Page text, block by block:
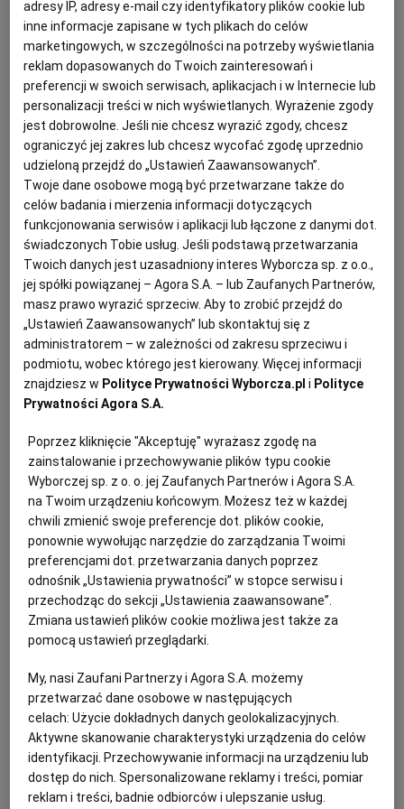
DOMOWE PRZETWORY
SOST, DIPY I INNE DODATKI
KUCHNIA MEKSYKAŃSKA
KUCHNIA INDYJSKA
KUCHNIA HISZPAŃSKA
KUCHNIA NIEMIECKA
GLIWICE
GORZÓW WIELKOPOLSKI
KALISZ
KATOWICE
KIELCE
KOSZALIN
KRAKÓW
ŁÓDŹ
OLSZTYN
OPOLE
PŁOCK
POZNAŃ
RADOM
RYBNIK
WYBORCZA TV I VOD
TYLKO ZDROWIE
KSIĄŻKI. MAGAZYN DO CZYTANIA
NASZA EUROPA
SŁÓWKA. MAGAZYN O JĘZYKU
BIQDATA
JUTRONAUCI
ARCHIWUM
INNE SERWISY
GAZETA.PL
TOK FM
SPORT.PL
PUBLIO.PL
KULTURALNYSKLEP.PL
DZIECKO
ZDROWIE
POGODA
PODRÓŻE
WIDEO
FORUM
Magazyn Kuchnia
Fasolka szparagowa zapiekana z
boczkiem
BOCZEK FASOLKA SZPARAGOWA GRZYBY
Magazyn Kuchnia
Fasolka szparagowa w kremie
cytrynowym
DANIA OBIADOWE FASOLKA SZPARAGOWA KOLACJA PIECZARKI
Magazyn Kuchnia
Pierwsze sierpniowe warzywne
przetwory na zimę
CUKINIA FASOLKA SZPARAGOWA KALAFIOR PAPRYKA
Magazyn Kuchnia
Fasolka szparagowa z czosnkiem
CZOSNEK DANIA WEGAŃSKIE
DANIA WEGETARIAŃSKIE
FASOLKA SZPARAGOWA
Anna Gaik
Minestrone - zupa jarzynowa
idealna na lato
adresy IP, adresy e-mail czy identyfikatory plików cookie lub
inne informacje zapisane w tych plikach do celów
marketingowych, w szczególności na potrzeby wyświetlania
reklam dopasowanych do Twoich zainteresowań i
preferencji w swoich serwisach, aplikacjach i w Internecie lub
personalizacji treści w nich wyświetlanych. Wyrażenie zgody
jest dobrowolne. Jeśli nie chcesz wyrazić zgody, chcesz
ograniczyć jej zakres lub chcesz wycofać zgodę uprzednio
udzieloną przejdź do „Ustawień Zaawansowanych”.
Twoje dane osobowe mogą być przetwarzane także do
celów badania i mierzenia informacji dotyczących
funkcjonowania serwisów i aplikacji lub łączone z danymi dot.
świadczonych Tobie usług. Jeśli podstawą przetwarzania
Twoich danych jest uzasadniony interes Wyborcza sp. z o.o.,
jej spółki powiązanej – Agora S.A. – lub Zaufanych Partnerów,
masz prawo wyrazić sprzeciw. Aby to zrobić przejdź do
„Ustawień Zaawansowanych” lub skontaktuj się z
administratorem – w zależności od zakresu sprzeciwu i
podmiotu, wobec którego jest kierowany. Więcej informacji
znajdziesz w Polityce Prywatności Wyborcza.pl i Polityce
Prywatności Agora S.A.
Poprzez kliknięcie "Akceptuję" wyrażasz zgodę na
zainstalowanie i przechowywanie plików typu cookie
Wyborczej sp. z o. o. jej Zaufanych Partnerów i Agora S.A.
na Twoim urządzeniu końcowym. Możesz też w każdej
chwili zmienić swoje preferencje dot. plików cookie,
ponownie wywołując narzędzie do zarządzania Twoimi
preferencjami dot. przetwarzania danych poprzez
odnośnik „Ustawienia prywatności” w stopce serwisu i
przechodząc do sekcji „Ustawienia zaawansowane”.
Zmiana ustawień plików cookie możliwa jest także za
pomocą ustawień przeglądarki.
My, nasi Zaufani Partnerzy i Agora S.A. możemy
przetwarzać dane osobowe w następujących
celach:Użycie dokładnych danych geolokalizacyjnych.
Aktywne skanowanie charakterystyki urządzenia do celów
identyfikacji. Przechowywanie informacji na urządzeniu lub
dostęp do nich. Spersonalizowane reklamy i treści, pomiar
reklam i treści, badnie odbiorców i ulepszanie usług.